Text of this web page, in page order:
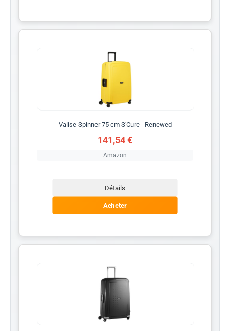
Valise Spinner 75 cm S'Cure - Renewed
141,54 €
Amazon
Détails
Acheter